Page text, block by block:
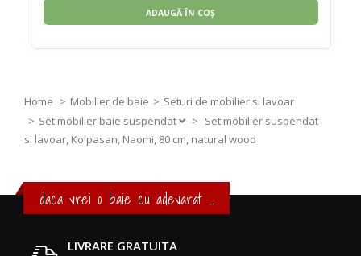
ADAUGĂ ÎN COȘ
Home Mobilier de baie
Seturi de mobilier si lavoar
Set mobilier baie suspendat
> Set mobilier suspendat
si lavoar, Kolpasan, Naomi, 80 cm, natural wood
daca vrei o baie cu adevarat ...
LIVRARE GRATUITA